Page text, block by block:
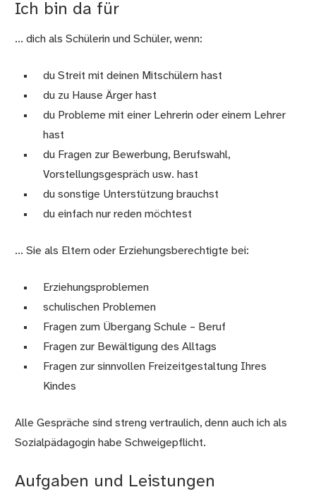
Ich bin da für
... dich als Schülerin und Schüler, wenn:
du Streit mit deinen Mitschülern hast
du zu Hause Ärger hast
du Probleme mit einer Lehrerin oder einem Lehrer
hast
du Fragen zur Bewerbung, Berufswahl,
Vorstellungsgespräch usw. hast
du sonstige Unterstützung brauchst
du einfach nur reden möchtest
... Sie als Eltern oder Erziehungsberechtigte bei:
Erziehungsproblemen
schulischen Problemen
Fragen zum Übergang Schule – Beruf
Fragen zur Bewältigung des Alltags
Fragen zur sinnvollen Freizeitgestaltung Ihres
Kindes
Alle Gespräche sind streng vertraulich, denn auch ich als
Sozialpädagogin habe Schweigepflicht.
Aufgaben und Leistungen